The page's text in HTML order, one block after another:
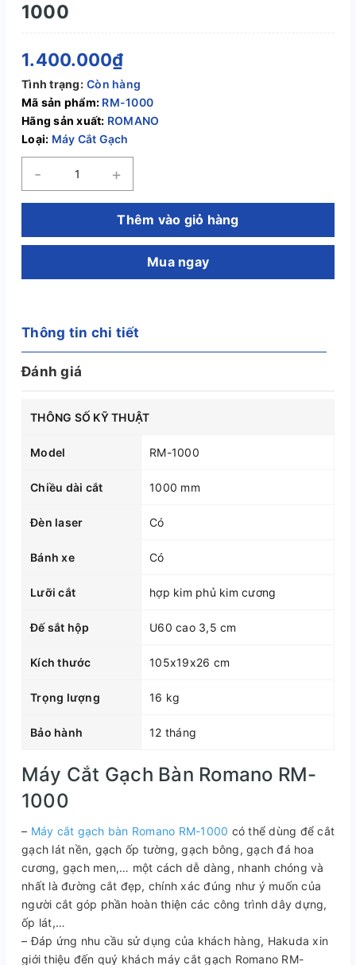
1000
1.400.000₫
Tình trạng: Còn hàng
Mã sản phẩm: RM-1000
Hãng sản xuất: ROMANO
Loại: Máy Cắt Gạch
- +
Thêm vào giỏ hàng
Mua ngay
Thông tin chi tiết
Đánh giá
THÔNG SỐ KỸ THUẬT
Model RM-1000
Chiều dài cắt 1000 mm
Đèn laser Có
Bánh xe Có
Lưỡi cắt hợp kim phủ kim cương
Đế sắt hộp U60 cao 3,5 cm
Kích thước 105x19x26 cm
Trọng lượng 16 kg
Bảo hành 12 tháng
Máy Cắt Gạch Bàn Romano RM-
1000
– Máy cắt gạch bàn Romano RM-1000 có thể dùng để cắt
gạch lát nền, gạch ốp tường, gạch bông, gạch đá hoa
cương, gạch men,… một cách dễ dàng, nhanh chóng và
nhất là đường cắt đẹp, chính xác đúng như ý muốn của
người cắt góp phần hoàn thiện các công trình dây dựng,
ốp lát,…
– Đáp ứng nhu cầu sử dụng của khách hàng, Hakuda xin
giới thiệu đến quý khách máy cắt gạch Romano RM-